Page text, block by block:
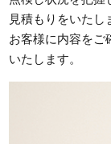
見積もりをいたし
お客様に内容をご
いたします。